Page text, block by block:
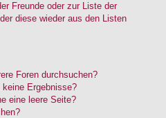
Freunde oder zur Liste der
diese wieder aus den Listen
Foren durchsuchen?
Ergebnisse?
eine leere Seite?